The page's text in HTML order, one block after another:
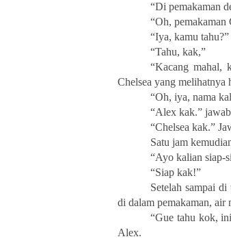
“Di pemakaman
“Oh, pemakaman
“Iya, kamu
“Tahu, kak,”
“Kacang mahal,
Chelsea yang melihatnya
“Oh, iya, nama
“Alex kak.”
“Chelsea kak.”
Satu jam
“Ayo kalian siap-
“Siap kak!”
Setelah sampai
di dalam pemakaman, air
“Gue tahu kok,
Alex.